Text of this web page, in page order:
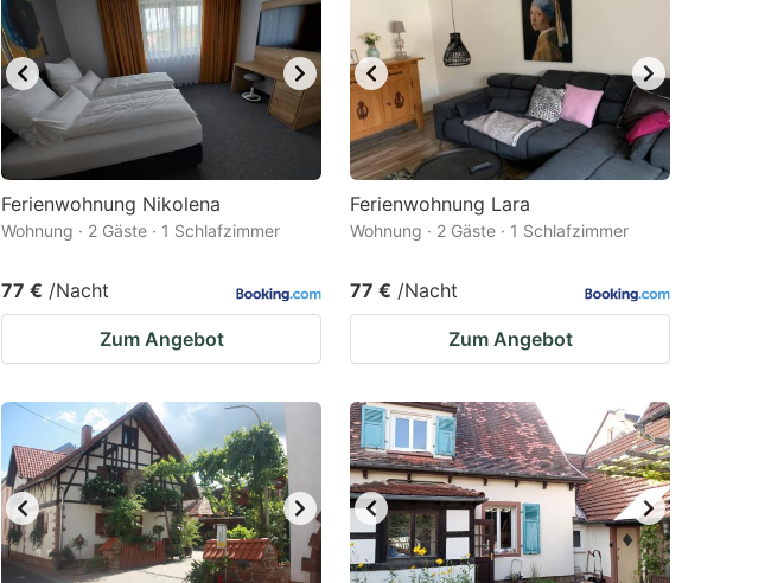
Ferienwohnung Nikolena
Wohnung · 2 Gäste · 1 Schlafzimmer
77 € /Nacht
Zum Angebot
Ferienwohnung Lara
Wohnung · 2 Gäste · 1 Schlafzimmer
77 € /Nacht
Zum Angebot